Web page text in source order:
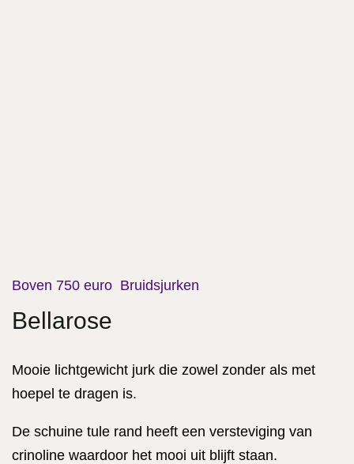
Boven 750 euro Bruidsjurken
Bellarose
Mooie lichtgewicht jurk die zowel zonder als met
hoepel te dragen is.
De schuine tule rand heeft een versteviging van
crinoline waardoor het mooi uit blijft staan.